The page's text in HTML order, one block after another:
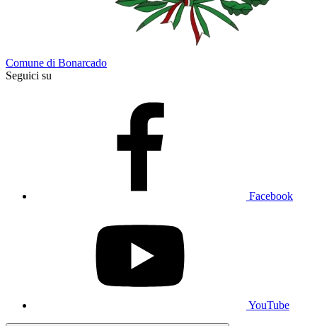
Comune di Bonarcado
Seguici su
Facebook
YouTube